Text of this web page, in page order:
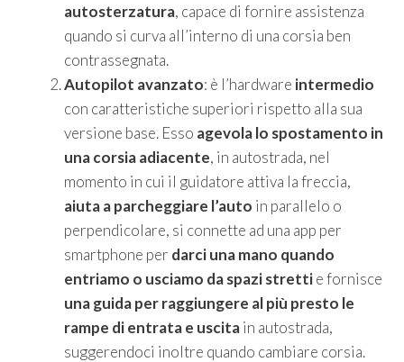
autosterzatura, capace di fornire assistenza
quando si curva all’interno di una corsia ben
contrassegnata.
Autopilot avanzato: è l’hardware intermedio
con caratteristiche superiori rispetto alla sua
versione base. Esso agevola lo spostamento in
una corsia adiacente, in autostrada, nel
momento in cui il guidatore attiva la freccia,
aiuta a parcheggiare l’auto in parallelo o
perpendicolare, si connette ad una app per
smartphone per darci una mano quando
entriamo o usciamo da spazi strettie fornisce
una guida per raggiungere al più presto le
rampe di entrata e uscitain autostrada,
suggerendoci inoltre quando cambiare corsia.